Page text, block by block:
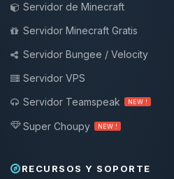
Servidor de Minecraft
Servidor Minecraft Gratis
Servidor Bungee / Velocity
Servidor VPS
Servidor Teamspeak
NEW !
Super Choupy NEW !
RECURSOS Y SOPORTE